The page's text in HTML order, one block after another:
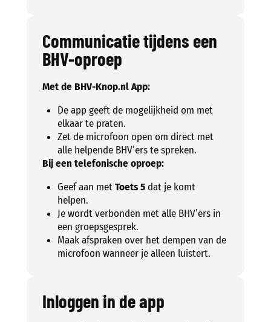
Communicatie tijdens een
BHV-oproep
Met de BHV-Knop.nl App:
De app geeft de mogelijkheid om met
elkaar te praten.
Zet de microfoon open om direct met
alle helpende BHV’ers te spreken.
Bij een telefonische oproep:
Geef aan metToets 5dat je komt
helpen.
Je wordt verbonden met alle BHV’ers in
een groepsgesprek.
Maak afspraken over het dempen van de
microfoon wanneer je alleen luistert.
Inloggen in de app